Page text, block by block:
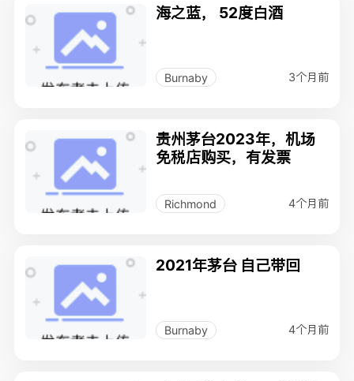
海之蓝， 52度白酒
Burnaby 3个月前
贵州茅台2023年，机场
免税店购买，有发票
Richmond 4个月前
2021年茅台 自己带回
Burnaby 4个月前